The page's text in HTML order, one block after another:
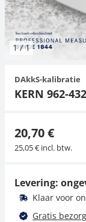
1/1
DAkkS-kalibratie
KERN 962-432
20,70 €
25,05 € incl. btw.
Levering:
Klaar voor
Gratis
Hangende
Orgelschalen
Spannings- en
Toepassingen
Suiker
Newton-
Overig